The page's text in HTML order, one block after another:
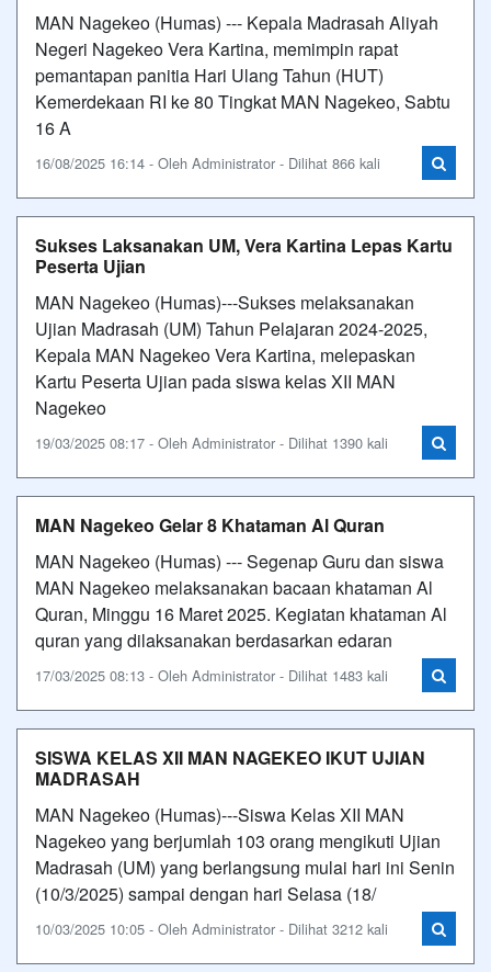
MAN Nagekeo (Humas) --- Kepala Madrasah Aliyah
Negeri Nagekeo Vera Kartina, memimpin rapat
pemantapan panitia Hari Ulang Tahun (HUT)
Kemerdekaan RI ke 80 Tingkat MAN Nagekeo, Sabtu
16 A
16/08/2025 16:14 - Oleh Administrator - Dilihat 866 kali
Sukses Laksanakan UM, Vera Kartina Lepas Kartu
Peserta Ujian
MAN Nagekeo (Humas)---Sukses melaksanakan
Ujian Madrasah (UM) Tahun Pelajaran 2024-2025,
Kepala MAN Nagekeo Vera Kartina, melepaskan
Kartu Peserta Ujian pada siswa kelas XII MAN
Nagekeo
19/03/2025 08:17 - Oleh Administrator - Dilihat 1390 kali
MAN Nagekeo Gelar 8 Khataman Al Quran
MAN Nagekeo (Humas) --- Segenap Guru dan siswa
MAN Nagekeo melaksanakan bacaan khataman Al
Quran, Minggu 16 Maret 2025. Kegiatan khataman Al
quran yang dilaksanakan berdasarkan edaran
17/03/2025 08:13 - Oleh Administrator - Dilihat 1483 kali
SISWA KELAS XII MAN NAGEKEO IKUT UJIAN
MADRASAH
MAN Nagekeo (Humas)---Siswa Kelas XII MAN
Nagekeo yang berjumlah 103 orang mengikuti Ujian
Madrasah (UM) yang berlangsung mulai hari ini Senin
(10/3/2025) sampai dengan hari Selasa (18/
10/03/2025 10:05 - Oleh Administrator - Dilihat 3212 kali